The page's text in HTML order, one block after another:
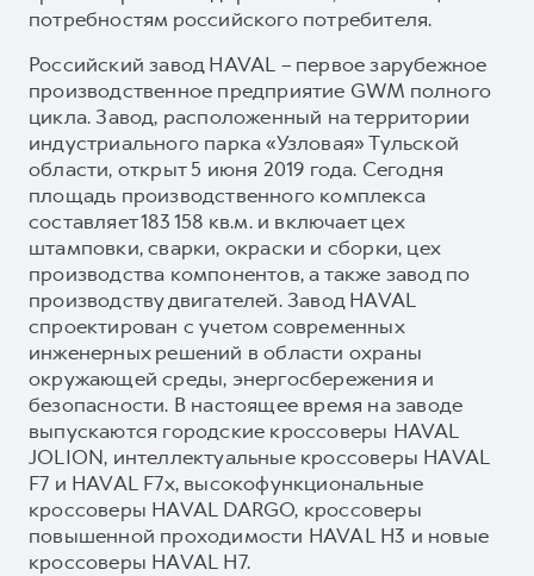
потребностям российского потребителя.
Российский завод HAVAL – первое зарубежное
производственное предприятие GWM полного
цикла. Завод, расположенный на территории
индустриального парка «Узловая» Тульской
области, открыт 5 июня 2019 года. Сегодня
площадь производственного комплекса
составляет 183 158 кв.м. и включает цех
штамповки, сварки, окраски и сборки, цех
производства компонентов, а также завод по
производству двигателей. Завод HAVAL
спроектирован с учетом современных
инженерных решений в области охраны
окружающей среды, энергосбережения и
безопасности. В настоящее время на заводе
выпускаются городские кроссоверы HAVAL
JOLION, интеллектуальные кроссоверы HAVAL
F7 и HAVAL F7x, высокофункциональные
кроссоверы HAVAL DARGO, кроссоверы
повышенной проходимости HAVAL H3 и новые
кроссоверы HAVAL H7.